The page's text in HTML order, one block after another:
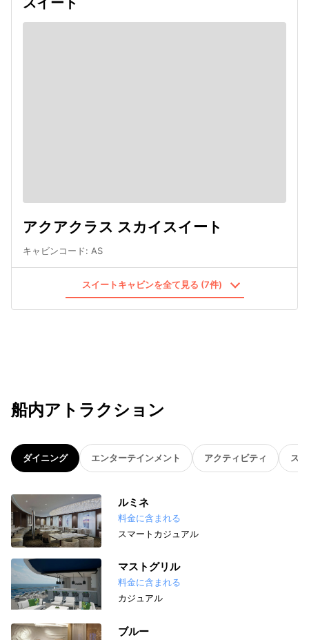
アクアクラス スカイスイート
キャビンコード: AS
スイートキャビンを全て見る (7件)
船内アトラクション
ダイニング エンターテインメント アクティビティ ス
ルミネ
料金に含まれる
スマートカジュアル
マストグリル
料金に含まれる
カジュアル
ブルー